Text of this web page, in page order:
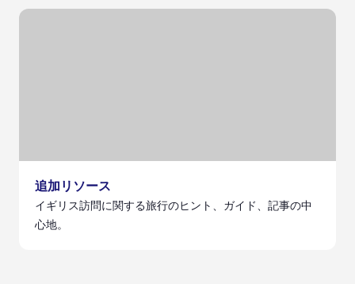
追加リソース
イギリス訪問に関する旅行のヒント、ガイド、記事の中
心地。